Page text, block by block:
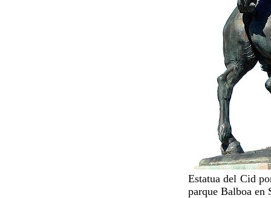
Estatua del Cid
parque Balboa en